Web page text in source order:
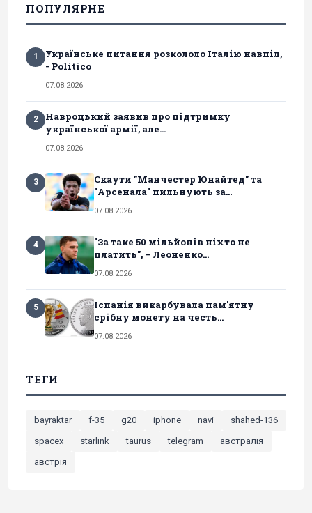
ПОПУЛЯРНЕ
1
Українське питання розкололо Італію навпіл,
- Politico
07.08.2026
2
Навроцький заявив про підтримку
української армії, але...
07.08.2026
3
Скаути "Манчестер Юнайтед" та
"Арсенала" пильнують за...
07.08.2026
4
"За таке 50 мільйонів ніхто не
платить", – Леоненко...
07.08.2026
5
Іспанія викарбувала пам'ятну
срібну монету на честь...
07.08.2026
ТЕГИ
bayraktar f-35 g20 iphone navi
shahed-136
spacex
starlink taurus telegram
австралія
австрія